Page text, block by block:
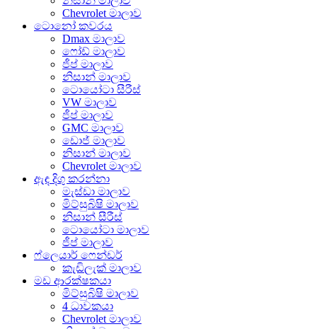
Chevrolet මාලාව
ටොනෝ කවරය
Dmax මාලාව
ෆෝඩ් මාලාව
ජීප් මාලාව
නිසාන් මාලාව
ටොයෝටා සීරීස්
VW මාලාව
ජීප් මාලාව
GMC මාලාව
ඩොජ් මාලාව
නිසාන් මාලාව
Chevrolet මාලාව
ඇඳ දිගු කරන්නා
මැස්ඩා මාලාව
මිට්සුබිෂි මාලාව
නිසාන් සීරීස්
ටොයෝටා මාලාව
ජීප් මාලාව
ෆ්ලෙයාර් ෆෙන්ඩර්
කැඩිලැක් මාලාව
මඩ ආරක්ෂකයා
මිට්සුබිෂි මාලාව
4 ධාවකයා
Chevrolet මාලාව